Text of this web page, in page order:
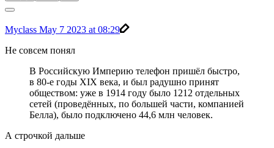
Myclass May 7 2023 at 08:29
Не совсем понял
В Российскую Империю телефон пришёл быстро,
в 80-е годы XIX века, и был радушно принят
обществом: уже в 1914 году было 1212 отдельных
сетей (проведённых, по большей части, компанией
Белла), было подключено 44,6 млн человек.
А строчкой дальше